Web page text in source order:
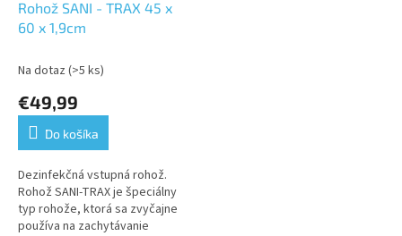
Rohož SANI - TRAX 45 x
60 x 1,9cm
Na dotaz (>5 ks)
€49,99
Do košíka
Dezinfekčná vstupná rohož.
Rohož SANI-TRAX je špeciálny
typ rohože, ktorá sa zvyčajne
používa na zachytávanie